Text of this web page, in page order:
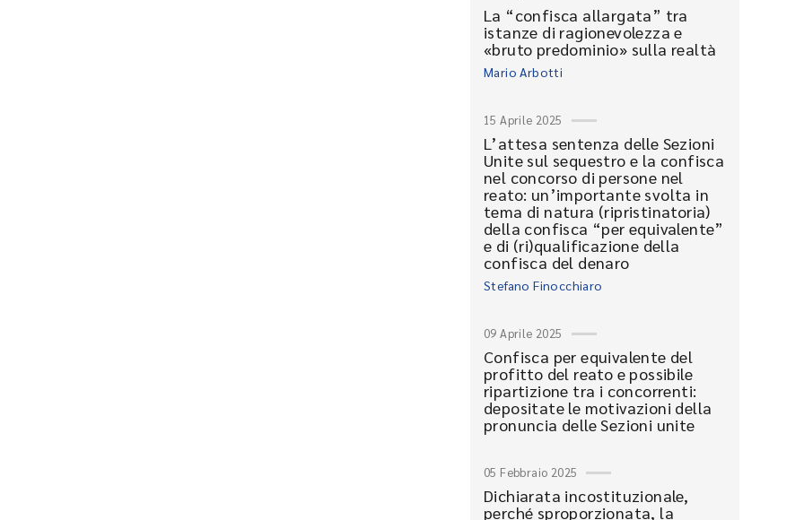
La “confisca allargata” tra
istanze di ragionevolezza e
«bruto predominio» sulla realtà
Mario Arbotti
15 Aprile 2025
L’attesa sentenza delle Sezioni
Unite sul sequestro e la confisca
nel concorso di persone nel
reato: un’importante svolta in
tema di natura (ripristinatoria)
della confisca “per equivalente”
e di (ri)qualificazione della
confisca del denaro
Stefano Finocchiaro
09 Aprile 2025
Confisca per equivalente del
profitto del reato e possibile
ripartizione tra i concorrenti:
depositate le motivazioni della
pronuncia delle Sezioni unite
05 Febbraio 2025
Dichiarata incostituzionale,
perché sproporzionata, la